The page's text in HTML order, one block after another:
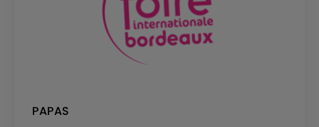
PAPAS